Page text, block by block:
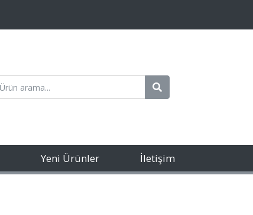
Yeni Ürünler İletişim